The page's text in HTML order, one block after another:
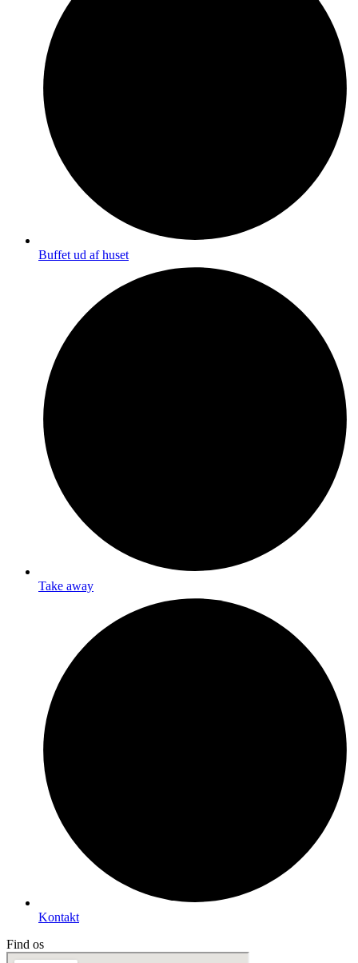
Buffet ud af huset
Take away
Kontakt
Find os